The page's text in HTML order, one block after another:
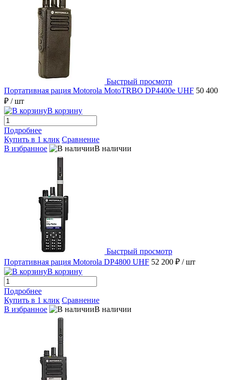
Быстрый просмотр
Портативная рация Motorola MotoTRBO DP4400e UHF 50 400
₽ / шт
В корзину
Подробнее
Купить в 1 клик Сравнение
В избранное
В наличии
Быстрый просмотр
Портативная рация Motorola DP4800 UHF 52 200 ₽ / шт
В корзину
Подробнее
Купить в 1 клик Сравнение
В избранное
В наличии